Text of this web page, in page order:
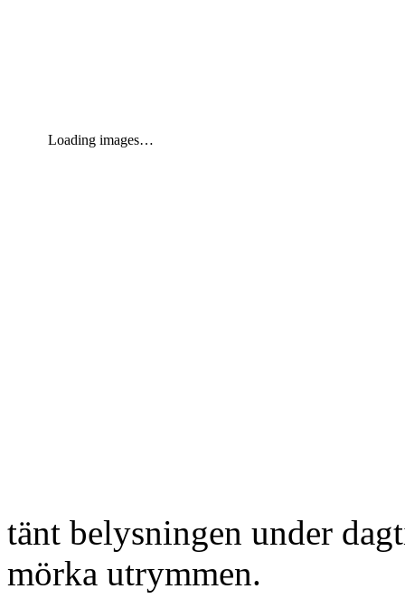
Loading images…
tänt belysningen under
mörka utrymmen.